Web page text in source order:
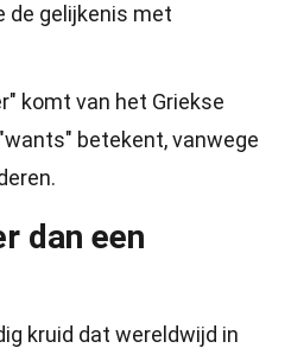
de gelijkenis met
komt van het Griekse
betekent, vanwege
dan een
kruid dat wereldwijd in